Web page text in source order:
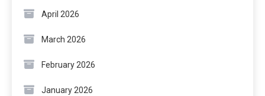
April 2026
March 2026
February 2026
January 2026